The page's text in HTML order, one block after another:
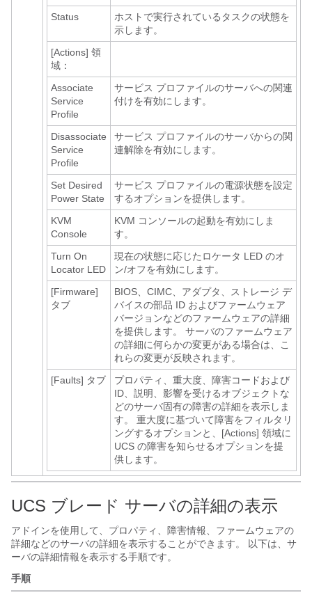
Status
ホストで実行されているタスクの状態を
示します。
[Actions] 領
域：
Associate
Service
Profile
サービス プロファイルのサーバへの関連
付けを有効にします。
Disassociate
Service
Profile
サービス プロファイルのサーバからの関
連解除を有効にします。
Set Desired
Power State
サービス プロファイルの電源状態を設定
するオプションを提供します。
KVM
Console
KVM コンソールの起動を有効にしま
す。
Turn On
Locator LED
現在の状態に応じたロケータ LED のオ
ン/オフを有効にします。
[Firmware]
タブ
BIOS、CIMC、アダプタ、ストレージ デ
バイスの部品 ID およびファームウェア
バージョンなどのファームウェアの詳細
を提供します。 サーバのファームウェア
の詳細に何らかの変更がある場合は、こ
れらの変更が反映されます。
[Faults] タブ
プロパティ、重大度、障害コードおよび
ID、説明、影響を受けるオブジェクトな
どのサーバ固有の障害の詳細を表示しま
す。 重大度に基づいて障害をフィルタリ
ングするオプションと、[Actions] 領域に
UCS の障害を知らせるオプションを提
供します。
UCS ブレード サーバの詳細の表示
アドインを使用して、プロパティ、障害情報、ファームウェアの
詳細などのサーバの詳細を表示することができます。 以下は、サ
ーバの詳細情報を表示する手順です。
手順